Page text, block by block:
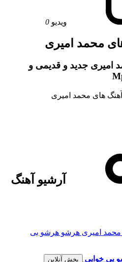
ویدیو 0
محمد امیری
امیری جدید و قدیمی و
آهنگ های محمد امیری
آرشیو آهنگ
بی خوابی پخش آنلاین